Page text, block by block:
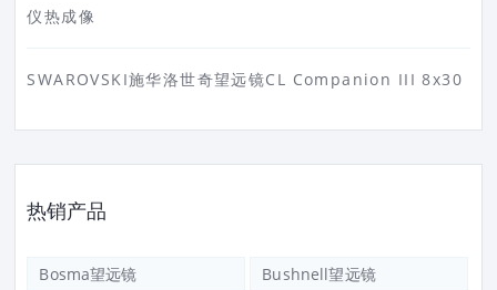
仪热成像
SWAROVSKI施华洛世奇望远镜CL Companion III 8x30
热销产品
Bosma望远镜 Bushnell望远镜